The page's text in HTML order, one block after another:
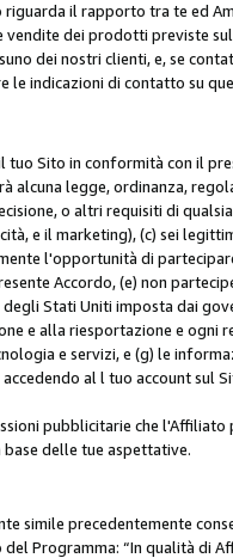
il rapporto tra te ed
dei prodotti previste
dei nostri clienti, e, se
le indicazioni di contatto su
tuo Sito in conformità con il
alcuna legge, ordinanza,
o altri requisiti di
e il marketing), (c) sei
l'opportunità di
Accordo, (e) non
Stati Uniti imposta dai
e alla riesportazione e ogni
e servizi, e (g) le
al l tuo account sul
pubblicitarie che
delle tue aspettative.
simile precedentemente
Programma: “In qualità di